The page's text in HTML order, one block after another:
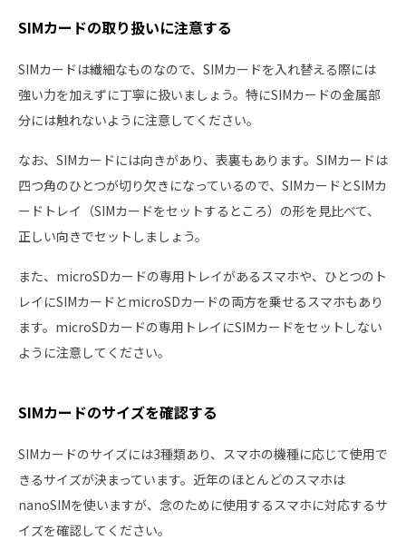
SIMカードの取り扱いに注意する
SIMカードは繊細なものなので、SIMカードを入れ替える際には
強い力を加えずに丁寧に扱いましょう。特にSIMカードの金属部
分には触れないように注意してください。
なお、SIMカードには向きがあり、表裏もあります。SIMカードは
四つ角のひとつが切り欠きになっているので、SIMカードとSIMカ
ードトレイ（SIMカードをセットするところ）の形を見比べて、
正しい向きでセットしましょう。
また、microSDカードの専用トレイがあるスマホや、ひとつのト
レイにSIMカードとmicroSDカードの両方を乗せるスマホもあり
ます。microSDカードの専用トレイにSIMカードをセットしない
ように注意してください。
SIMカードのサイズを確認する
SIMカードのサイズには3種類あり、スマホの機種に応じて使用で
きるサイズが決まっています。近年のほとんどのスマホは
nanoSIMを使いますが、念のために使用するスマホに対応するサ
イズを確認してください。